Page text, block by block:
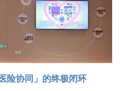
险协同」的终极闭环